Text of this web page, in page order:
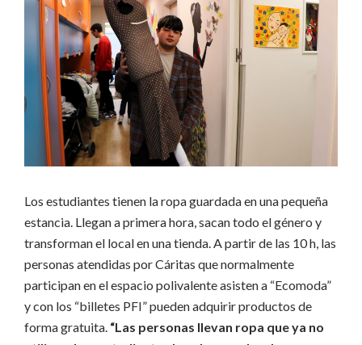
Los estudiantes tienen la ropa guardada en una pequeña
estancia. Llegan a primera hora, sacan todo el género y
transforman el local en una tienda. A partir de las 10 h, las
personas atendidas por Cáritas que normalmente
participan en el espacio polivalente asisten a “Ecomoda”
y con los “billetes PFI” pueden adquirir productos de
forma gratuita. “Las personas llevan ropa que ya no